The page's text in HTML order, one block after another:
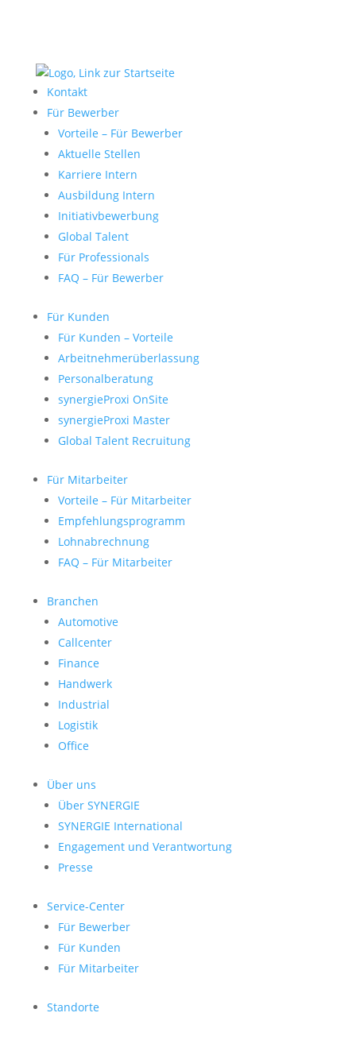
Kontakt
Für Bewerber
Vorteile – Für Bewerber
Aktuelle Stellen
Karriere Intern
Ausbildung Intern
Initiativbewerbung
Global Talent
Für Professionals
FAQ – Für Bewerber
Für Kunden
Für Kunden – Vorteile
Arbeitnehmerüberlassung
Personalberatung
synergieProxi OnSite
synergieProxi Master
Global Talent Recruitung
Für Mitarbeiter
Vorteile – Für Mitarbeiter
Empfehlungsprogramm
Lohnabrechnung
FAQ – Für Mitarbeiter
Branchen
Automotive
Callcenter
Finance
Handwerk
Industrial
Logistik
Office
Über uns
Über SYNERGIE
SYNERGIE International
Engage­ment und Verantwor­tung
Presse
Service-Center
Für Bewerber
Für Kunden
Für Mitarbeiter
Standorte